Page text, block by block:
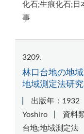
化石;生痕化石;日
事
3209
林口台地の地
地域測定法研
出版年：1932
Yoshiro
資料
台地;地域測定法